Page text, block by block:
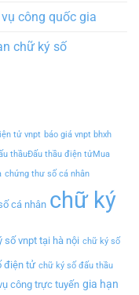
công quốc gia
chữ ký số
tử vnpt báo giá vnpt bhxh
thầuĐấu thầu điện tửMua
chứng thư số cá nhân
cá nhân chữ ký
số vnpt tại hà nội chữ ký số
điện tử chữ ký số đấu thầu
công trực tuyến gia hạn